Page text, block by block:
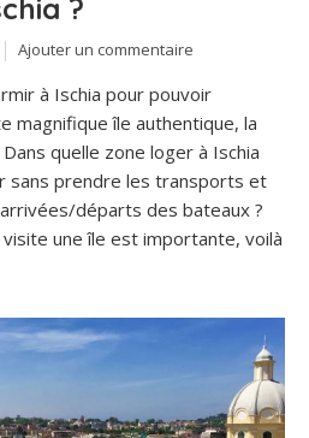
?
Ajouter un commentaire
à Ischia pour pouvoir
magnifique île authentique, la
quelle zone loger à Ischia
sans prendre les transports et
départs des bateaux ?
une île est importante, voilà